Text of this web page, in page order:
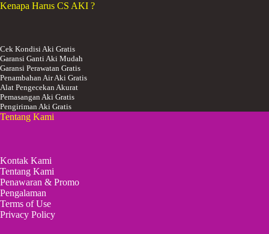
Kenapa Harus CS AKI ?
Cek Kondisi Aki Gratis
Garansi Ganti Aki Mudah
Garansi Perawatan Gratis
Penambahan Air Aki Gratis
Alat Pengecekan Akurat
Pemasangan Aki Gratis
Pengiriman Aki Gratis
Tentang Kami
Kontak Kami
Tentang Kami
Penawaran & Promo
Pengalaman
Terms of Use
Privacy Policy